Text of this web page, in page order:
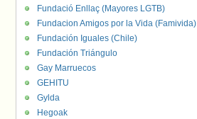
Fundació Enllaç (Mayores LGTB)
Fundacion Amigos por la Vida (Famivida)
Fundación Iguales (Chile)
Fundación Triángulo
Gay Marruecos
GEHITU
Gylda
Hegoak